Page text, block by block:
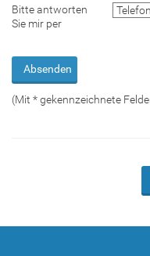
Bitte antworten
Sie mir per
(Mit *gekennzeichnete